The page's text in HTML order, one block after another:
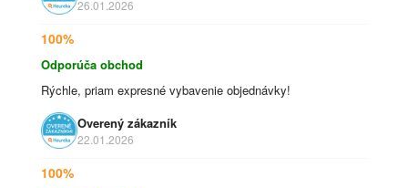
26.01.2026
100%
Odporúča obchod
Rýchle, priam expresné vybavenie objednávky!
Overený zákazník
22.01.2026
100%